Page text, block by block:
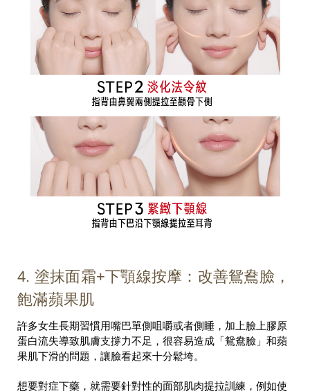
4. 塗抹面霜+下顎線按摩：改善鴛鴦臉，
飽滿蘋果肌
許多女生長期習慣用嘴巴單側咀嚼或者側睡，加上臉上膠原
蛋白流失導致肌膚支撐力不足，很容易造成「鴛鴦臉」和蘋
果肌下滑的問題，讓臉看起來十分鬆垮。
想要對症下藥，就需要針對性的面部肌肉提拉訓練，例如使